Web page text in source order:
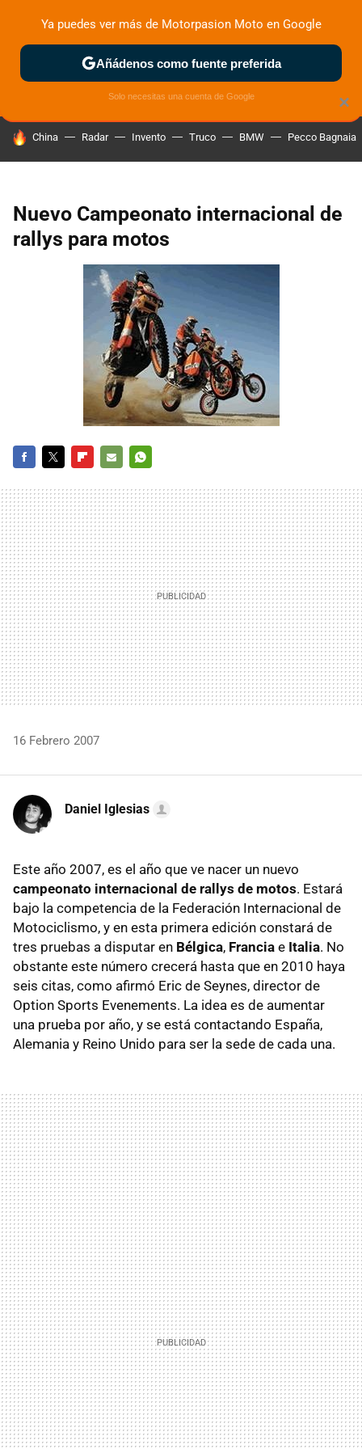
ZONA DE PRUEBAS DEPORTIVAS MOTOS ELÉCTRICAS
HOY SE HABLA DE
China Radar Invento Truco BMW Pecco Bagnaia
Nuevo Campeonato internacional de
rallys para motos
MAIL
16 Febrero 2007
Daniel Iglesias
Este año 2007, es el año que ve nacer un nuevo
campeonato internacional de rallys de motos. Estará
bajo la competencia de la Federación Internacional de
Motociclismo, y en esta primera edición constará de
tres pruebas a disputar en Bélgica, Francia e Italia. No
obstante este número crecerá hasta que en 2010 haya
seis citas, como afirmó Eric de Seynes, director de
Option Sports Evenements. La idea es de aumentar
una prueba por año, y se está contactando España,
Alemania y Reino Unido para ser la sede de cada una.
×
Ya puedes ver más de Motorpasion Moto en Google
Añádenos como fuente preferida
Solo necesitas una cuenta de Google